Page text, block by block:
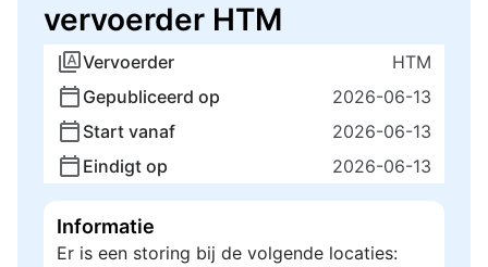
vervoerder HTM
Vervoerder
HTM
Gepubliceerd op
2026-06-13
Start vanaf
2026-06-13
Eindigt op
2026-06-13
Informatie
Er is een storing bij de volgende locaties: